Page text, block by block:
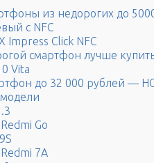
из недорогих до
с NFC
Impress Click NFC
смартфон лучше
Vita
до 32 000 рублей —
Go
7A